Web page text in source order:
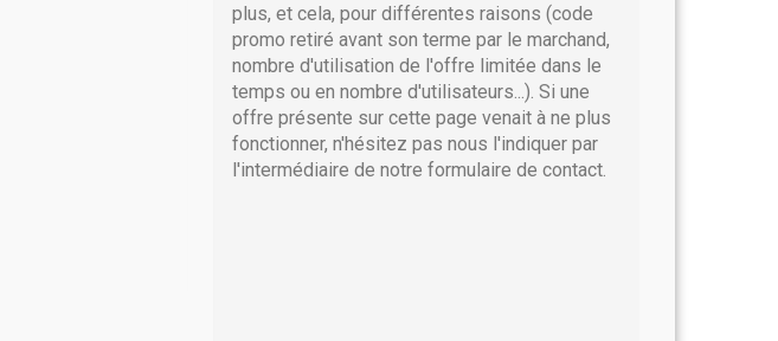
plus, et cela, pour différentes raisons (code
promo retiré avant son terme par le marchand,
nombre d'utilisation de l'offre limitée dans le
temps ou en nombre d'utilisateurs...). Si une
offre présente sur cette page venait à ne plus
fonctionner, n'hésitez pas nous l'indiquer par
l'intermédiaire de notre formulaire de contact.